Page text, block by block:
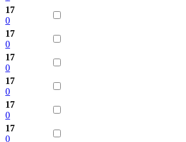
17
0
17
0
17
0
17
0
17
0
17
0